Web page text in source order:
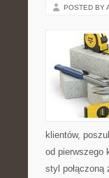
POSTED BY
klientów,
od pierwszego
styl